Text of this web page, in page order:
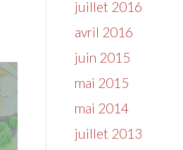
juillet 2016
avril 2016
juin 2015
mai 2015
mai 2014
juillet 2013